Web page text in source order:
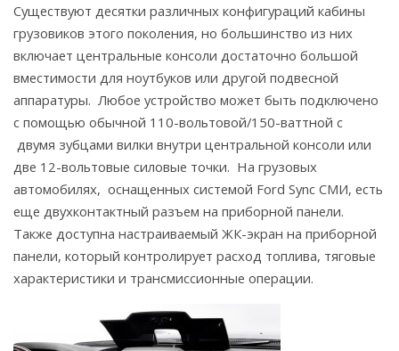
Существуют десятки различных конфигураций кабины
грузовиков этого поколения, но большинство из них
включает центральные консоли достаточно большой
вместимости для ноутбуков или другой подвесной
аппаратуры. Любое устройство может быть подключено
с помощью обычной 110-вольтовой/150-ваттной с
двумя зубцами вилки внутри центральной консоли или
две 12-вольтовые силовые точки. На грузовых
автомобилях, оснащенных системой Ford Sync СМИ, есть
еще двухконтактный разъем на приборной панели.
Также доступна настраиваемый ЖК-экран на приборной
панели, который контролирует расход топлива, тяговые
характеристики и трансмиссионные операции.